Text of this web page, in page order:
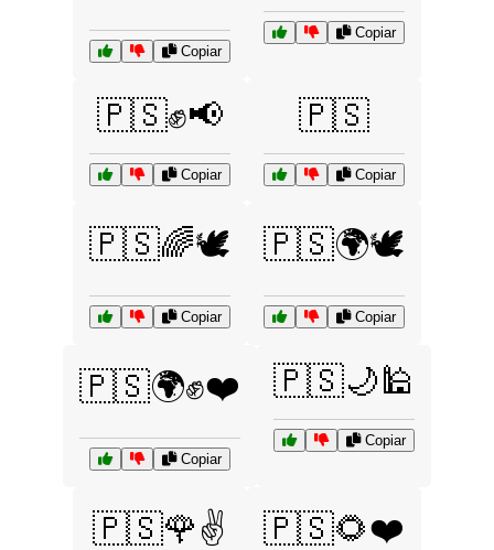
Copiar
Copiar
🇵🇸✊📢
Copiar
🇵🇸
Copiar
🇵🇸🌈🕊️
Copiar
🇵🇸🌍🕊️
Copiar
🇵🇸🌍✊❤️
Copiar
🇵🇸🌙🕌
Copiar
🇵🇸🌹✌️ 🇵🇸🌻❤️